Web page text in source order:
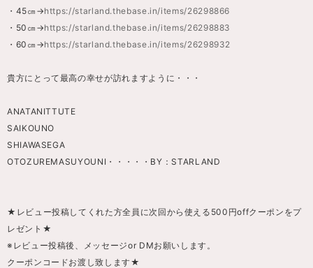
・45㎝→https://starland.thebase.in/items/26298866
・50㎝→https://starland.thebase.in/items/26298883
・60㎝→https://starland.thebase.in/items/26298932
貴方にとって最高の幸せが訪れますように・・・
ANATANITTUTE
SAIKOUNO
SHIAWASEGA
OTOZUREMASUYOUNI・・・・・BY：STARLAND
★レビュー投稿してくれた方全員に次回から使える500円offクーポンをプ
レゼント★
※レビュー投稿後、メッセージor DMお願いします。
クーポンコードお渡し致します★